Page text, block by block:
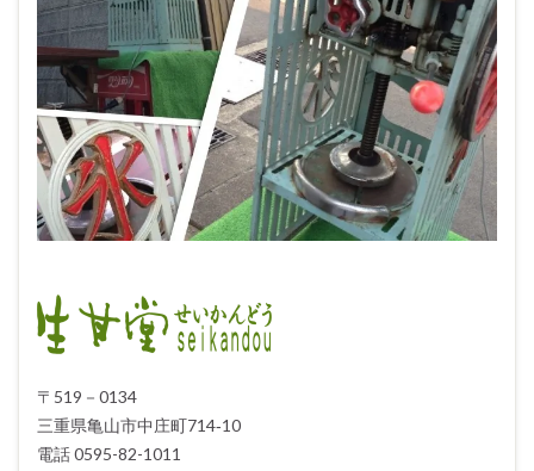
〒519－0134
三重県亀山市中庄町714‐10
電話 0595-82-1011